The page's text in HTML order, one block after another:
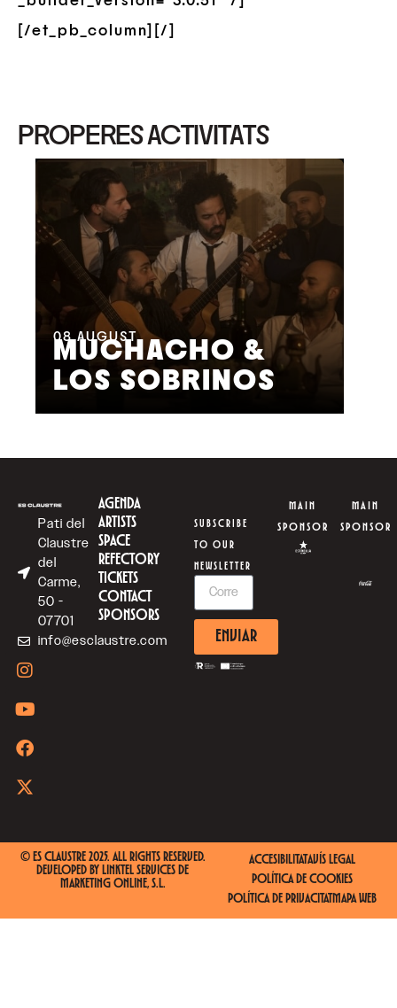
[/et_pb_column][/]
PROPERES ACTIVITATS
08 AUGUST
MUCHACHO &
LOS SOBRINOS
Pati del
Claustre
del
Carme,
50 -
07701
info@esclaustre.com
AGENDA
ARTISTS
SPACE
REFECTORY
TICKETS
CONTACT
SPONSORS
SUBSCRIBE
TO OUR
NEWSLETTER
ENVIAR
MAIN
SPONSOR
MAIN
SPONSOR
© ES CLAUSTRE 2025. ALL RIGHTS RESERVED.
DEVELOPED BY LINKTEL SERVICES DE
MARKETING ONLINE, S.L.
ACCESIBILITATAVÍS LEGAL
POLÍTICA DE COOKIES
POLÍTICA DE PRIVACITATMAPA WEB